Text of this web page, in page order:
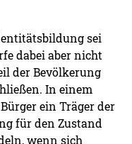
sei
dabei aber nicht
der Bevölkerung
In einem
ein Träger der
für den Zustand
wenn sich